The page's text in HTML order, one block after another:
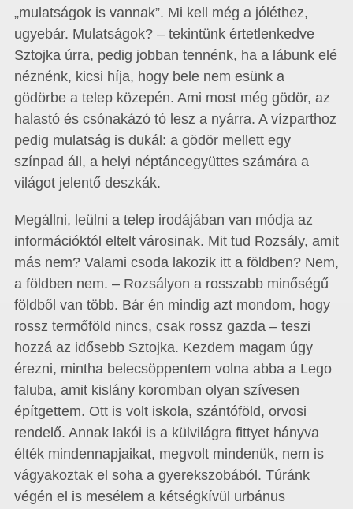
„mulatságok is vannak”. Mi kell még a jóléthez,
ugyebár. Mulatságok? – tekintünk értetlenkedve
Sztojka úrra, pedig jobban tennénk, ha a lábunk elé
néznénk, kicsi híja, hogy bele nem esünk a
gödörbe a telep közepén. Ami most még gödör, az
halastó és csónakázó tó lesz a nyárra. A vízparthoz
pedig mulatság is dukál: a gödör mellett egy
színpad áll, a helyi néptáncegyüttes számára a
világot jelentő deszkák.
Megállni, leülni a telep irodájában van módja az
információktól eltelt városinak. Mit tud Rozsály, amit
más nem? Valami csoda lakozik itt a földben? Nem,
a földben nem. – Rozsályon a rosszabb minőségű
földből van több. Bár én mindig azt mondom, hogy
rossz termőföld nincs, csak rossz gazda – teszi
hozzá az idősebb Sztojka. Kezdem magam úgy
érezni, mintha belecsöppentem volna abba a Lego
faluba, amit kislány koromban olyan szívesen
építgettem. Ott is volt iskola, szántóföld, orvosi
rendelő. Annak lakói is a külvilágra fittyet hányva
élték mindennapjaikat, megvolt mindenük, nem is
vágyakoztak el soha a gyerekszobából. Túránk
végén el is mesélem a kétségkívül urbánus